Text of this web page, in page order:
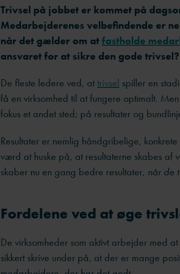
Trivsel på jobbet er kommet på
Medarbejderenes velbefindende er
når det gælder om atfastholde
ansvaret for at sikre den gode trivsel?
De fleste ledere ved, attrivsel spiller en
få en virksomhed til at fungere optimalt.
fokus et andet sted; på resultater og
Resultater er nemlig håndgribelige,
værd at huske på, at resultaterne skabes af
skaber nu en gang bedre resultater, når de
Fordelene ved at øge
De virksomheder som aktivt arbejder med
sikkert skrive under på, at der er mange